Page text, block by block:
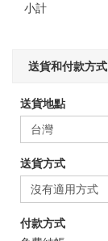
小計
送貨和付款方式
送貨地點
送貨方式
付款方式